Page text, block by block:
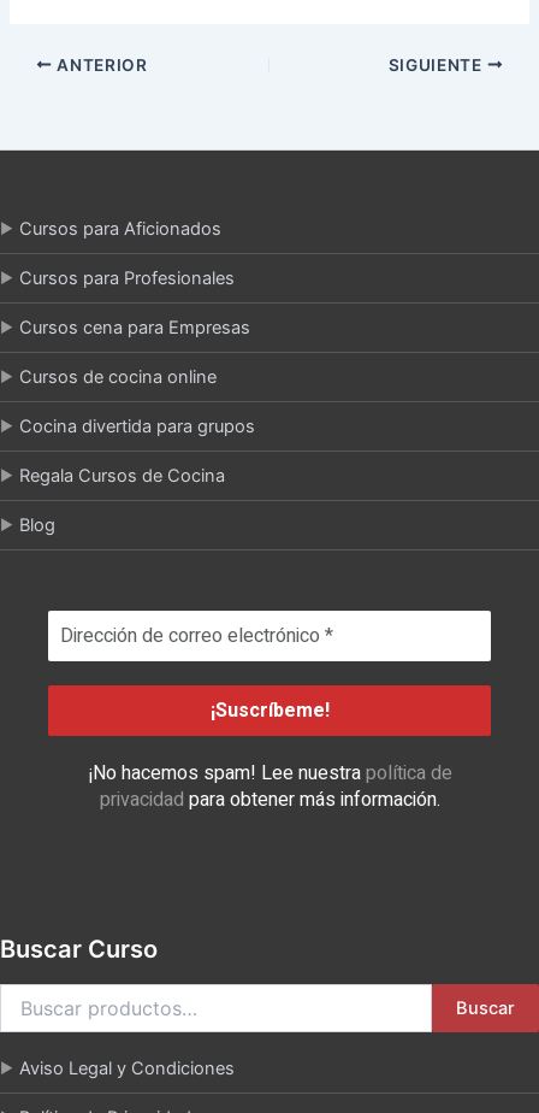
ANTERIOR SIGUIENTE
Cursos para Aficionados
Cursos para Profesionales
Cursos cena para Empresas
Cursos de cocina online
Cocina divertida para grupos
Regala Cursos de Cocina
Blog
¡No hacemos spam! Lee nuestrapolítica de
privacidad para obtener más información.
Buscar Curso
Buscar
Aviso Legal y Condiciones